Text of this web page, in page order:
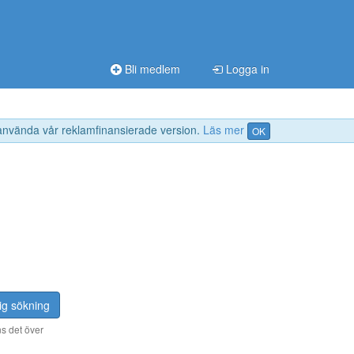
vår reklamfinansierade version. Läs mer OK
Bli medlem Logga in
sökning
det över